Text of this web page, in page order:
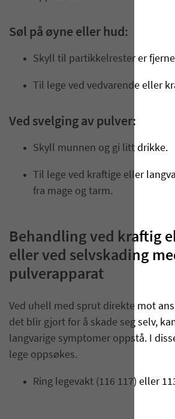
Søl på øyne eller hud:
Skyll til partikkelrester er
Til lege ved vedvarende eller
Ved svelging av pulver:
Skyll munnen og gi litt drikke.
Til lege ved kraftige eller
fra mage og tarm.
Behandling ved kraftig
eller ved selvskading
pulverapparat
Ved uhell med sprut direkte mot
det blir gjort for å skade seg selv,
langvarige symptomer oppstå. I
lege oppsøkes.
Ring legevakt (116 117) eller